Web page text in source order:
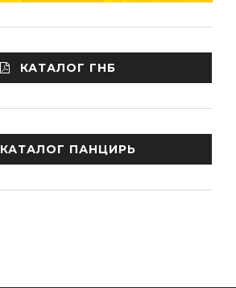
КАТАЛОГ ГНБ
КАТАЛОГ ПАНЦИРЬ